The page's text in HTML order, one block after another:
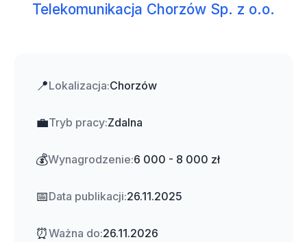
Telekomunikacja Chorzów Sp. z o.o.
📍Lokalizacja:Chorzów
💼Tryb pracy:Zdalna
💰Wynagrodzenie:6 000 - 8 000 zł
📅Data publikacji:26.11.2025
⏰Ważna do:26.11.2026